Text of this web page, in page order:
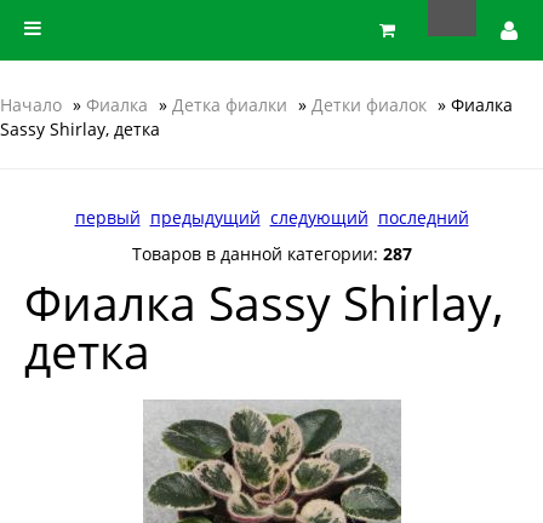
Начало » Фиалка » Детка фиалки » Детки фиалок » Фиалка
Sassy Shirlay, детка
первый предыдущий следующий последний
Товаров в данной категории: 287
Фиалка Sassy Shirlay,
детка